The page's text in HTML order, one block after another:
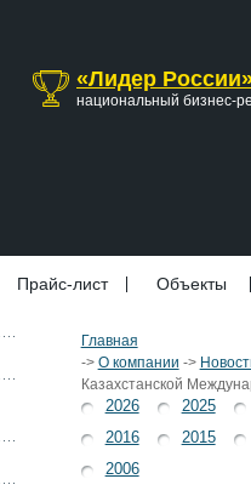
«Лидер
национальный бизнес-
Прайс-лист Объекты
Главная
-> О компании ->
Казахстанской
2026
2025
2016
2015
2006